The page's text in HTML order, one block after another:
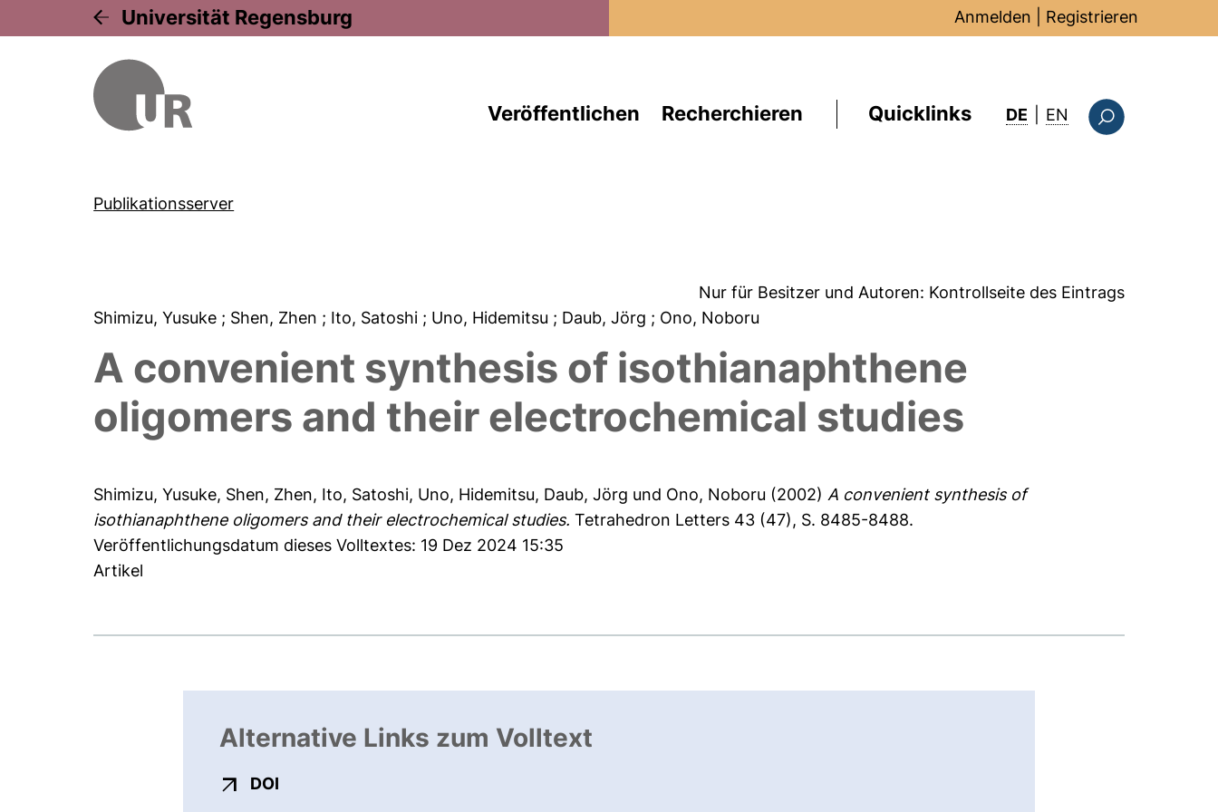
Universität Regensburg Anmelden Registrieren
Veröffentlichen Recherchieren Quicklinks DE EN : this page in
Publikationsserver
Nur für Besitzer und Autoren: Kontrollseite des Eintrags
Shimizu, Yusuke ; Shen, Zhen ; Ito, Satoshi ; Uno, Hidemitsu ; Daub, Jörg ; Ono, Noboru
A convenient synthesis of isothianaphthene
oligomers and their electrochemical studies
Shimizu, Yusuke, Shen, Zhen, Ito, Satoshi, Uno, Hidemitsu, Daub, Jörg und Ono, Noboru (2002)A convenient synthesis of
isothianaphthene oligomers and their electrochemical studies. Tetrahedron Letters 43 (47), S. 8485-8488.
Veröffentlichungsdatum dieses Volltextes: 19 Dez 2024 15:35
Artikel
Alternative Links zum Volltext
DOI